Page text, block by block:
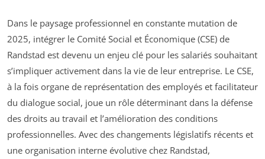
Dans le paysage professionnel en constante mutation de
2025, intégrer le Comité Social et Économique (CSE) de
Randstad est devenu un enjeu clé pour les salariés souhaitant
s’impliquer activement dans la vie de leur entreprise. Le CSE,
à la fois organe de représentation des employés et facilitateur
du dialogue social, joue un rôle déterminant dans la défense
des droits au travail et l’amélioration des conditions
professionnelles. Avec des changements législatifs récents et
une organisation interne évolutive chez Randstad,